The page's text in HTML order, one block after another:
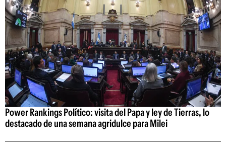
Power Rankings Político: visita del Papa y ley de Tierras, lo
destacado de una semana agridulce para Milei